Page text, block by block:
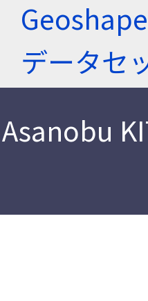
データセ
Asanobu